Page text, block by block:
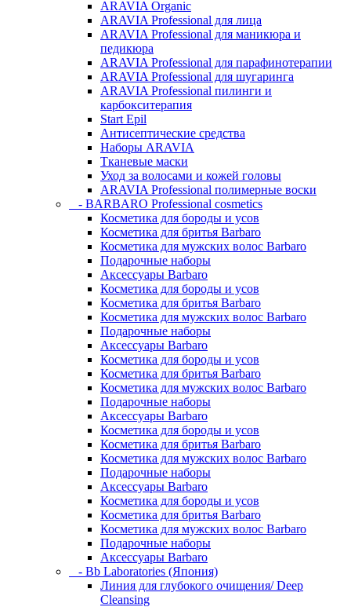
ARAVIA Organic
ARAVIA Professional для лица
ARAVIA Professional для маникюра и
педикюра
ARAVIA Professional для парафинотерапии
ARAVIA Professional для шугаринга
ARAVIA Professional пилинги и
карбокситерапия
Start Epil
Антисептические средства
Наборы ARAVIA
Тканевые маски
Уход за волосами и кожей головы
ARAVIA Professional полимерные воски
- BARBARO Professional cosmetics
Косметика для бороды и усов
Косметика для бритья Barbaro
Косметика для мужских волос Barbaro
Подарочные наборы
Аксессуары Barbaro
Косметика для бороды и усов
Косметика для бритья Barbaro
Косметика для мужских волос Barbaro
Подарочные наборы
Аксессуары Barbaro
Косметика для бороды и усов
Косметика для бритья Barbaro
Косметика для мужских волос Barbaro
Подарочные наборы
Аксессуары Barbaro
Косметика для бороды и усов
Косметика для бритья Barbaro
Косметика для мужских волос Barbaro
Подарочные наборы
Аксессуары Barbaro
Косметика для бороды и усов
Косметика для бритья Barbaro
Косметика для мужских волос Barbaro
Подарочные наборы
Аксессуары Barbaro
- Bb Laboratories (Япония)
Линия для глубокого очищения/ Deep
Cleansing